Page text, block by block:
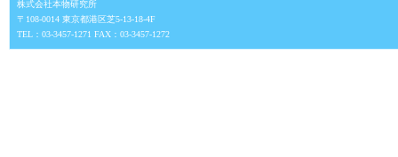
株式会社本物研究所
〒108-0014 東京都港区芝5-13-18-4F
TEL：03-3457-1271 FAX：03-3457-1272